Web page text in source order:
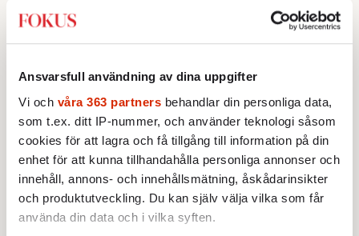
Ansvarsfull användning av dina uppgifter
Vi och våra 363 partners behandlar din personliga data,
som t.ex. ditt IP-nummer, och använder teknologi såsom
cookies för att lagra och få tillgång till information på din
enhet för att kunna tillhandahålla personliga annonser och
innehåll, annons- och innehållsmätning, åskådarinsikter
och produktutveckling. Du kan själv välja vilka som får
använda din data och i vilka syften.
när långledigheten avbryts.
Regeringen vill hinna fatta beslut
före valet – men oppositionen
Tidösidan.
Av: Jonas Gummesson•
INRIKES POLITIK
De svenska partibytarna: ”Är lite
som en skilsmässa”
Inom fotbollen talar man om
"silly season" när spelare byter
klubb. Den senaste tiden har en
rad svenska politiker bytt parti –
men varför, och vad skiljer
partiernas interna kulturer åt?
Av: Johan Romin
INRIKES POLITIK VAL 2026
PISA släpps fem dagar före
valet